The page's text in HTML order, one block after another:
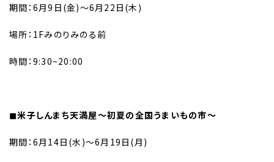
期間：6月9日(金)〜6月22日(木)
場所：1Fみのりみのる前
時間：9:30~20:00
◼︎米子しんまち天満屋〜初夏の全国うまいもの市〜
期間：6月14日(水)〜6月19日(月)